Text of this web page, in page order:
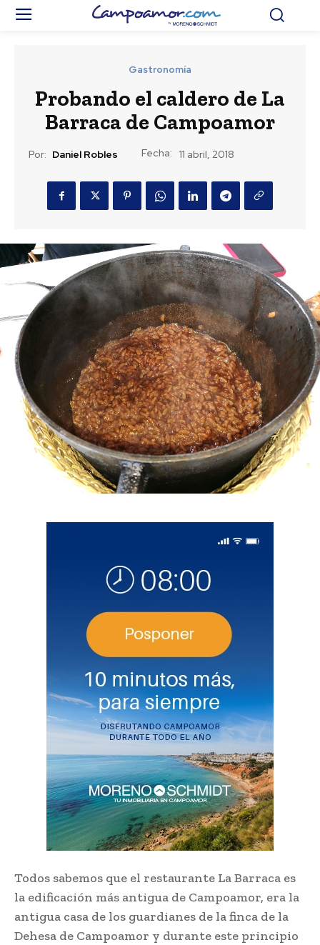
Gastronomía
Probando el caldero de La
Barraca de Campoamor
Por: Daniel Robles Fecha: 11 abril, 2018
Todos sabemos que el restaurante La Barraca es
la edificación más antigua de Campoamor, era la
antigua casa de los guardianes de la finca de la
Dehesa de Campoamor y durante este principio